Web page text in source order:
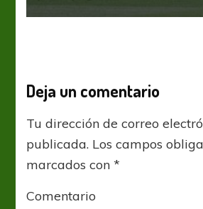
Deja un comentario
Tu dirección de correo
publicada. Los campos
marcados con*
Comentario